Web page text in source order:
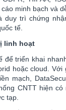
minh bạch và
duy trì chứng
tế.
linh hoạt
để triển khai
hoặc cloud. Với
mạch,
CNTT hiện
tạp.